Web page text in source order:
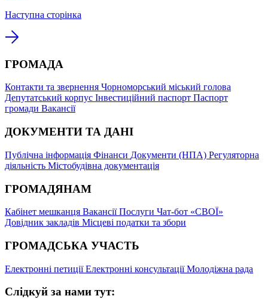
Наступна сторінка
ГРОМАДА
Контакти та звернення Чорноморський міський голова
Депутатський корпус Інвестиційний паспорт Паспорт
громади Вакансії
ДОКУМЕНТИ ТА ДАНІ
Публічна інформація Фінанси Документи (НПА) Регуляторна
діяльність Містобудівна документація
ГРОМАДЯНАМ
Кабінет мешканця ВакансіїПослуги Чат-бот «СВОЇ»
Довідник закладів Місцеві податки та збори
ГРОМАДСЬКА УЧАСТЬ
Електронні петиціїЕлектронні консультаціїМолодіжна рада
Слідкуй за нами тут: